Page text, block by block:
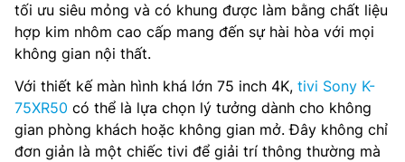
tối ưu siêu mỏng và có khung được làm bằng chất liệu
hợp kim nhôm cao cấp mang đến sự hài hòa với mọi
không gian nội thất.
Với thiết kế màn hình khá lớn 75 inch 4K, tivi Sony K-
75XR50 có thể là lựa chọn lý tưởng dành cho không
gian phòng khách hoặc không gian mở. Đây không chỉ
đơn giản là một chiếc tivi để giải trí thông thường mà